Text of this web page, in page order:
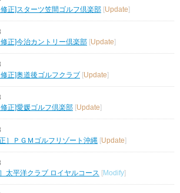
正]スターツ笠間ゴルフ倶楽部 [Update]
修正]今治カントリー倶楽部 Update
正]奥道後ゴルフクラブ [Update]
修正]愛媛ゴルフ倶楽部 Update
］ＰＧＭゴルフリゾート沖縄 [Update]
太平洋クラブ ロイヤルコース [Modify]